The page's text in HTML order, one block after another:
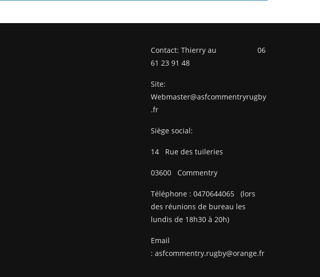
Contact: Thierry au 06
61 23 91 48
Site:
Webmaster@asfcommentryrugby
.fr
Siège social:
14 Rue des tuileries
03600 Commentry
Téléphone : 0470644065
(lors
des réunions de bureau les
lundis de 18h30 à 20h)
Email
: asfcommentry.rugby@orange.fr